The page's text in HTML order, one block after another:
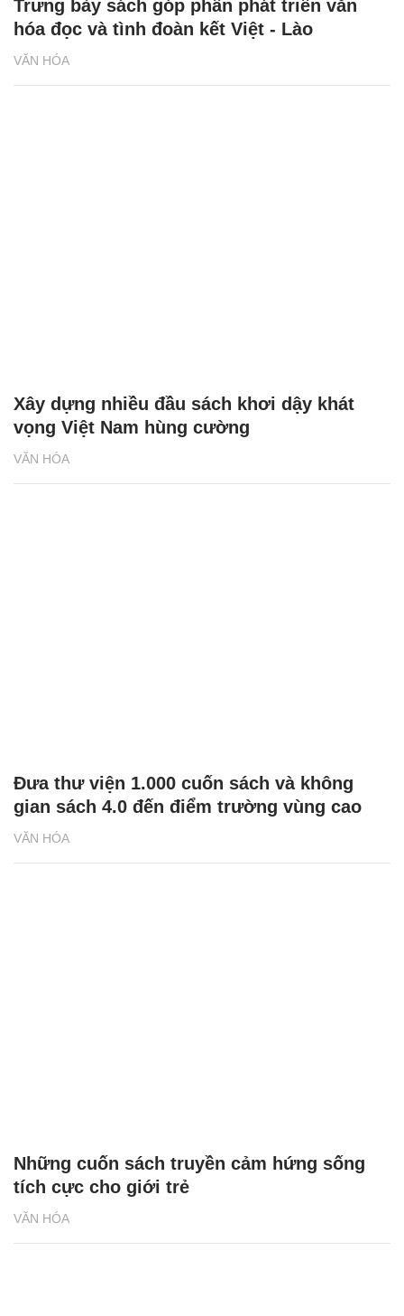
VĂN HÓA
Trưng bày sách góp phần phát triển văn
hóa đọc và tình đoàn kết Việt - Lào
VĂN HÓA
Xây dựng nhiều đầu sách khơi dậy khát
vọng Việt Nam hùng cường
VĂN HÓA
Đưa thư viện 1.000 cuốn sách và không
gian sách 4.0 đến điểm trường vùng cao
VĂN HÓA
Những cuốn sách truyền cảm hứng sống
tích cực cho giới trẻ